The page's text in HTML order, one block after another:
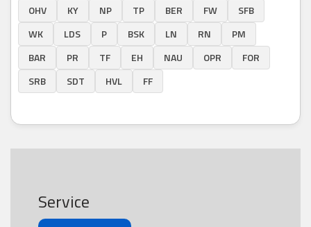
OHV
KY NP TP BER FW
SFB
WK
LDS P BSK LN RN
PM
BAR
PR TF EH NAU OPR
FOR
SRB
SDT HVL FF
Service